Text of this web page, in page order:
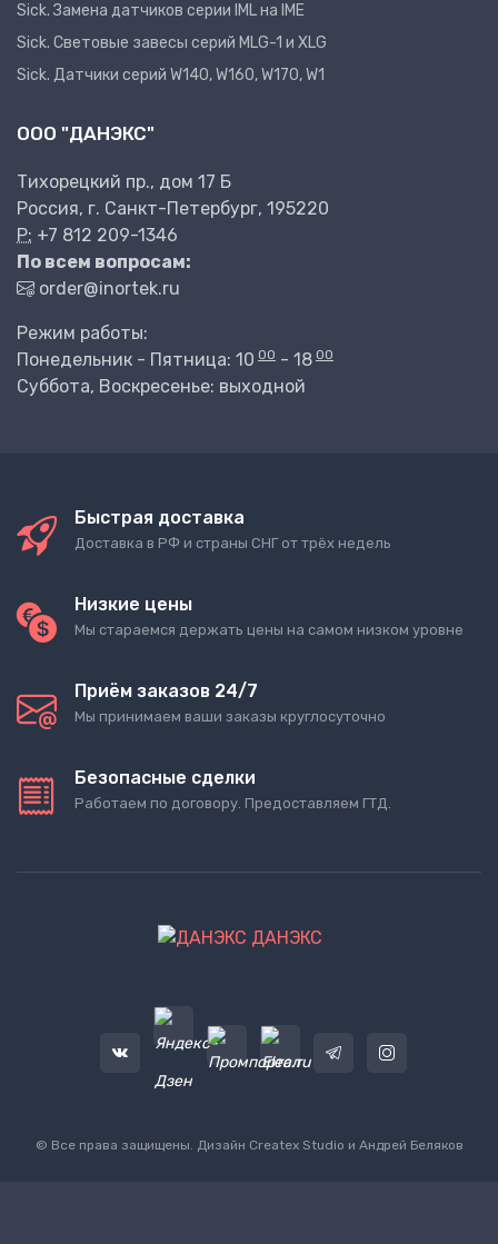
Sick. Замена датчиков серии IML на IME
Sick. Световые завесы серий MLG-1 и XLG
Sick. Датчики серий W140, W160, W170, W1
ООО "ДАНЭКС"
Тихорецкий пр., дом 17 Б
Россия, г. Санкт-Петербург, 195220
P: +7 812 209-1346
По всем вопросам:
order@inortek.ru
Режим работы:
Понедельник - Пятница: 10 00 - 18 00
Суббота, Воскресенье: выходной
Быстрая доставка
Доставка в РФ и страны СНГ от трёх недель
Низкие цены
Мы стараемся держать цены на самом низком уровне
Приём заказов 24/7
Мы принимаем ваши заказы круглосуточно
Безопасные сделки
Работаем по договору. Предоставляем ГТД.
ДАНЭКС
© Все права защищены. Дизайн Createx Studio и Андрей Беляков